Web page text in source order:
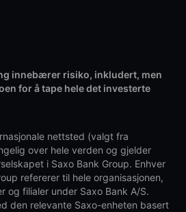
innebærer risiko, inkludert, men
for å tape hele det investerte
nettsted (valgt fra
over hele verden og gjelder
i Saxo Bank Group. Enhver
refererer til hele organisasjonen,
og filialer under Saxo Bank A/S.
den relevante Saxo-enheten basert